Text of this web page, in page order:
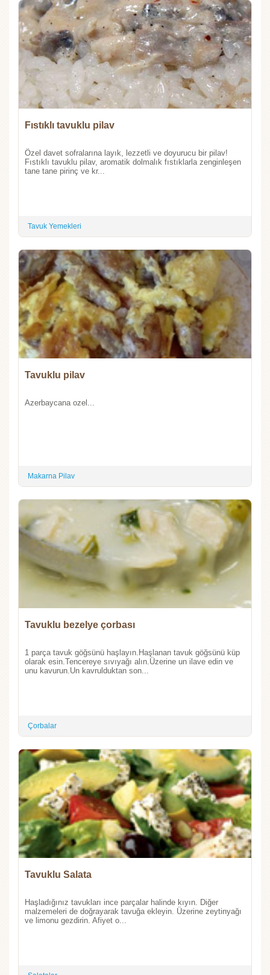
Fıstıklı tavuklu pilav
Özel davet sofralarına layık, lezzetli ve doyurucu bir pilav!
Fıstıklı tavuklu pilav, aromatik dolmalık fıstıklarla zenginleşen
tane tane pirinç ve kr...
Tavuk Yemekleri
Tavuklu pilav
Azerbaycana ozel...
Makarna Pilav
Tavuklu bezelye çorbası
1 parça tavuk göğsünü haşlayın.Haşlanan tavuk göğsünü küp
olarak esin.Tencereye sıvıyağı alın.Üzerine un ilave edin ve
unu kavurun.Un kavrulduktan son...
Çorbalar
Tavuklu Salata
Haşladığınız tavukları ince parçalar halinde kıyın. Diğer
malzemeleri de doğrayarak tavuğa ekleyin. Üzerine zeytinyağı
ve limonu gezdirin. Afiyet o...